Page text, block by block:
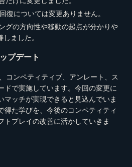
復については変更ありません。
グの方向性や移動の起点が分かりや
ました。
プデート
コンペティティブ、アンレート、ス
ドで実施しています。今回の変更に
マッチが実現できると見込んでいま
得た学びを、今後のコンペティティ
トプレイの改善に活かしていきま